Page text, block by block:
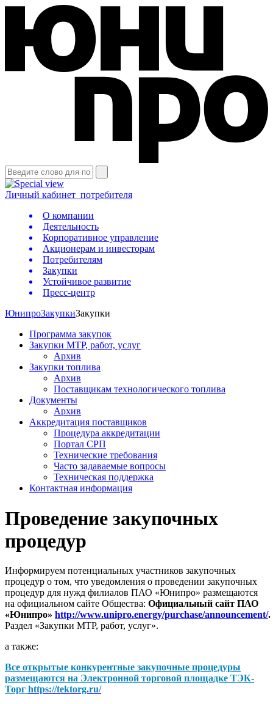
Личный кабинет потребителя
О компании
Деятельность
Корпоративное управление
Акционерам и инвесторам
Потребителям
Закупки
Устойчивое развитие
Пресс-центр
ЮнипроЗакупкиЗакупки
Программа закупок
Закупки МТР, работ, услуг
Архив
Закупки топлива
Архив
Поставщикам технологического топлива
Документы
Архив
Аккредитация поставщиков
Процедура аккредитации
Портал СРП
Технические требования
Часто задаваемые вопросы
Техническая поддержка
Контактная информация
Проведение закупочных
процедур
Информируем потенциальных участников закупочных
процедур о том, что уведомления о проведении закупочных
процедур для нужд филиалов ПАО «Юнипро» размещаются
на официальном сайте Общества: Официальный сайт ПАО
«Юнипро» http://www.unipro.energy/purchase/announcement/.
Раздел «Закупки МТР, работ, услуг».
а также:
Все открытые конкурентные закупочные процедуры
размещаются на Электронной торговой площадке ТЭК-
Торг https://tektorg.ru/